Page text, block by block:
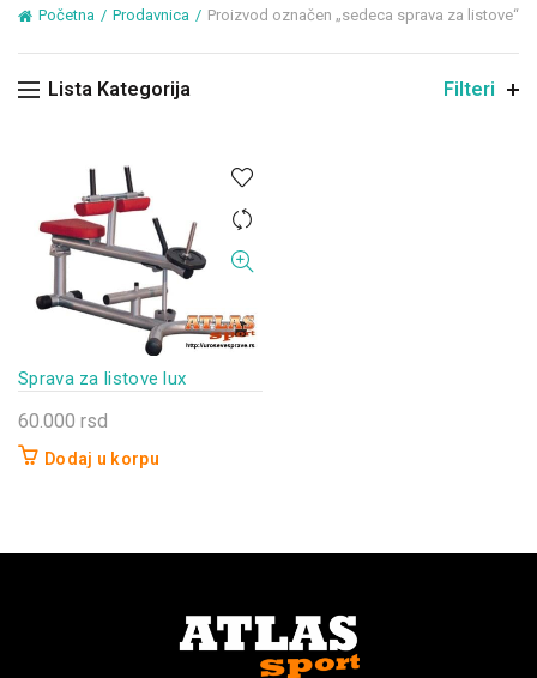
Početna Prodavnica Proizvod označen „sedeca sprava za listove“
Lista Kategorija Filteri
Sprava za listove lux
60.000 rsd
Dodaj u korpu